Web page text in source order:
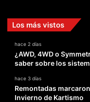
Los más vistos
hace 2 días
¿AWD, 4WD o
saber sobre los
hace 3 días
Remontadas
Invierno de Kartismo